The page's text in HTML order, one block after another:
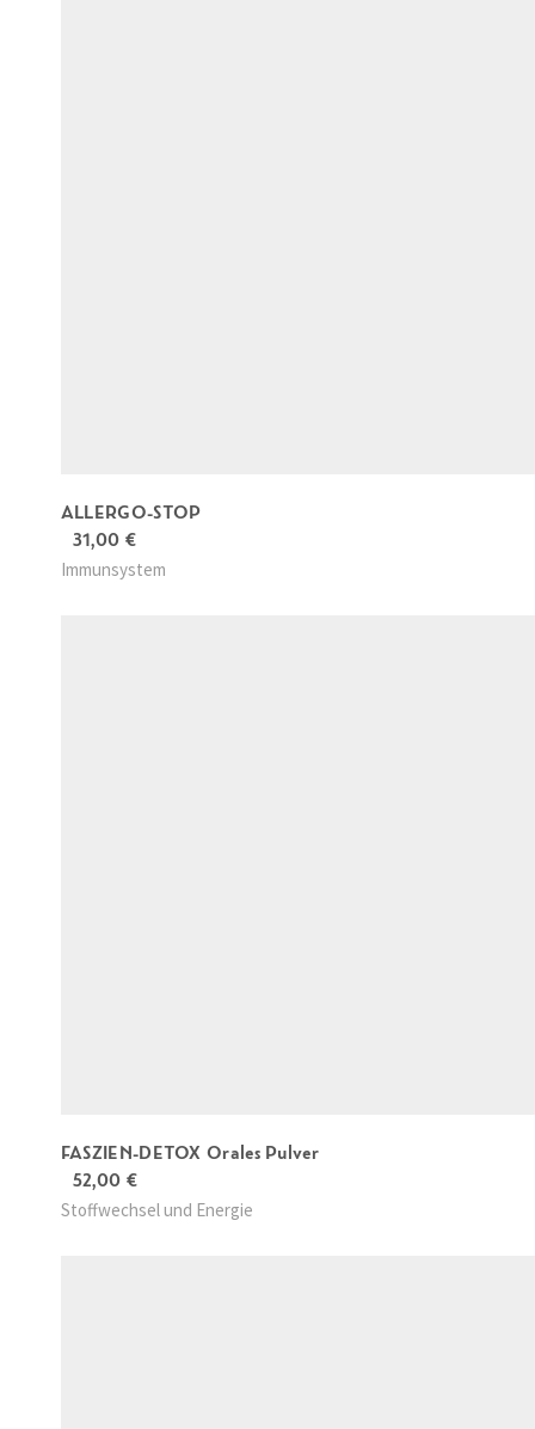
ALLERGO-STOP
31,00 €
Immunsystem
FASZIEN-DETOX Orales Pulver
52,00 €
Stoffwechsel und Energie